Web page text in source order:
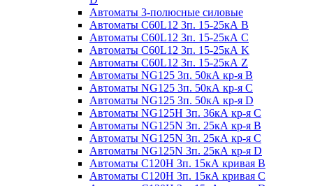
Автоматы 3-полюсные силовые
Автоматы C60L12 3п. 15-25кА B
Автоматы C60L12 3п. 15-25кА C
Автоматы C60L12 3п. 15-25кА K
Автоматы C60L12 3п. 15-25кА Z
Автоматы NG125 3п. 50кА кр-я B
Автоматы NG125 3п. 50кА кр-я C
Автоматы NG125 3п. 50кА кр-я D
Автоматы NG125H 3п. 36кА кр-я C
Автоматы NG125N 3п. 25кА кр-я B
Автоматы NG125N 3п. 25кА кр-я C
Автоматы NG125N 3п. 25кА кр-я D
Автоматы С120Н 3п. 15кА кривая B
Автоматы С120Н 3п. 15кА кривая C